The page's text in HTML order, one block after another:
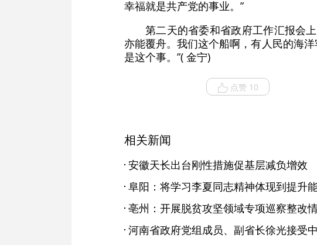
幸福就是共产党的事业。”
第二天的省委和省政府工作汇报会
亦能覆舟。我们这个船啊，有人民的海
是这个事。”( 金宁)
点赞 10
相关新闻
安徽天长出台刚性措施促基层减负增效